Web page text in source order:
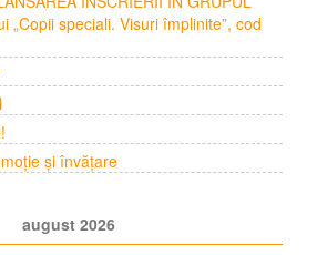
„Copii speciali. Visuri împlinite”, cod
și învățare
august 2026